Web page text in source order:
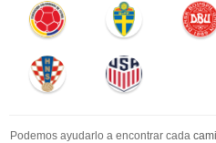
Podemos ayudarlo a encontrar cada